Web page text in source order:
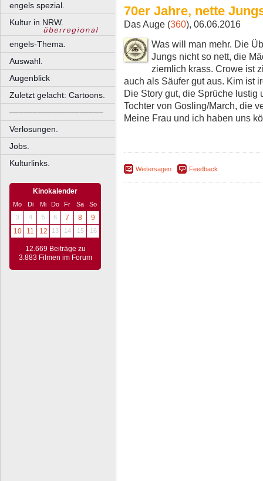
engels spezial.
Kultur in NRW.
engels-Thema.
Auswahl.
Augenblick
Zuletzt gelacht: Cartoons.
––––––––––––––––––––
Verlosungen.
Jobs.
Kulturlinks.
Kinokalender
Mo Di Mi Do Fr Sa
So
3
4 5 6 7 8
9
10
11 12 13 14 15 16
12.669 Beiträge zu
3.883 Filmen im Forum
70er Jahre, nette
Das Auge (360), 06.06.2016
Was will man mehr. Die
Jungs nicht so nett, die
ziemlich krass. Crowe ist
auch als Säufer gut aus. Kim ist
Die Story gut, die Sprüche lustig
Tochter von Gosling/March, die
Meine Frau und ich haben uns
Weitersagen Feedback